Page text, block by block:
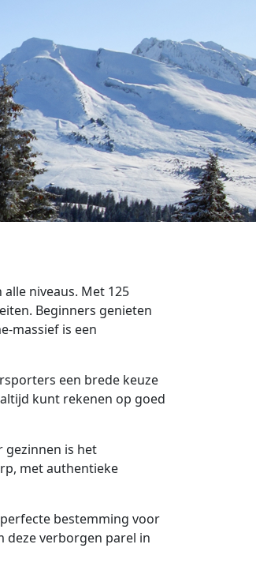
niveaus. Met 125
Beginners genieten
massief is een
een brede keuze
kunt rekenen op goed
gezinnen is het
met authentieke
bestemming voor
deze verborgen parel in